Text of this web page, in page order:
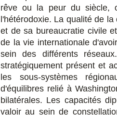
rêve ou la peur du siècle,
l'hétérodoxie. La qualité de
et de sa bureaucratie civile
de la vie internationale
sein des différents
stratégiquement présent et
les sous-systèmes
d'équilibres relié à
bilatérales. Les capacités
valoir au sein de